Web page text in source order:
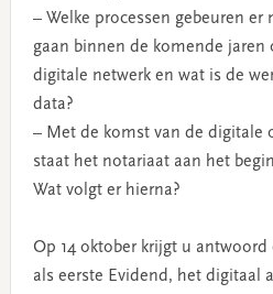
– Welke processen gebeuren
gaan binnen de komende jaren
digitale netwerk en wat is de
data?
– Met de komst van de digitale
staat het notariaat aan het
Wat volgt er hierna?
Op 14 oktober krijgt u antwoord
als eerste Evidend, het digitaal